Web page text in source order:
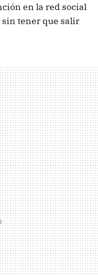
en la red social
sin tener que salir